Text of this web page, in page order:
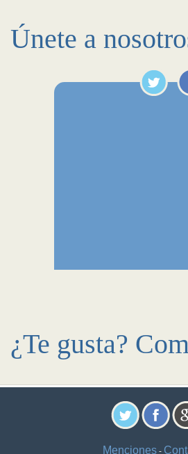
Únete a
¿Te gusta?
Menciones -